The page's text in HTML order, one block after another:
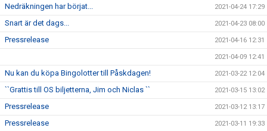
Nedräkningen har börjat... 2021-04-24 17:29
Snart är det dags... 2021-04-23 08:00
Pressrelease 2021-04-16 12:31
2021-04-09 12:41
Nu kan du köpa Bingolotter till Påskdagen! 2021-03-22 12:04
``Grattis till OS biljetterna, Jim och Niclas `` 2021-03-15 13:02
Pressrelease 2021-03-12 13:17
Pressrelease 2021-03-11 19:33